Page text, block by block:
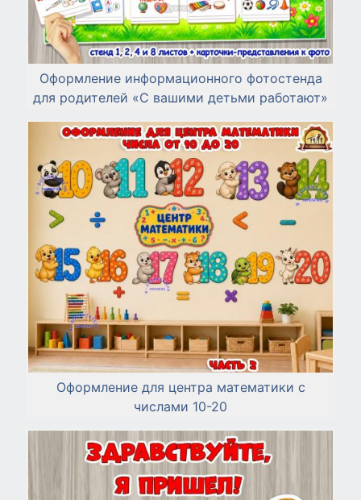
Оформление информационного фотостенда
для родителей «С вашими детьми работают»
Оформление для центра математики с
числами 10-20